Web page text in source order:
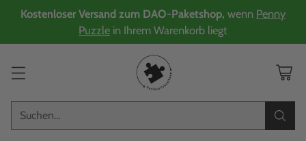
Kostenloser Versand zum DAO-Paketshop, wenn Penny
Puzzle in Ihrem Warenkorb liegt
Suchen…